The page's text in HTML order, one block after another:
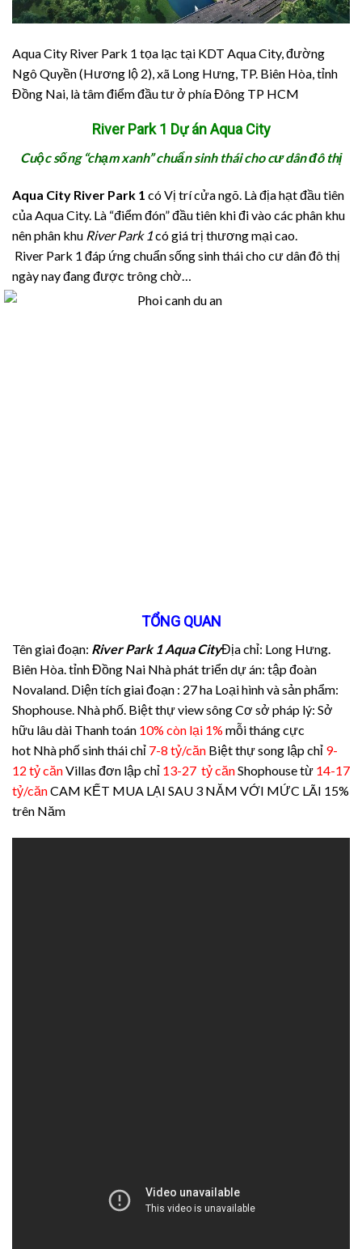
Aqua City River Park 1 tọa lạc tại KDT Aqua City, đường
Ngô Quyền (Hương lộ 2), xã Long Hưng, TP. Biên Hòa, tỉnh
Đồng Nai, là tâm điểm đầu tư ở phía Đông TP HCM
Rive​r Park 1 Dự án Aqua City
Cuộc sống “chạm xanh” chuẩn sinh thái cho cư dân đô thị
Aqua City River Park 1 có Vị trí cửa ngõ. Là địa hạt đầu tiên
của Aqua City. Là “điểm đón” đầu tiên khi đi vào các phân khu
nên phân khu River Park 1có giá trị thương mại cao.
River Park 1 đáp ứng chuẩn sống sinh thái cho cư dân đô thị
ngày nay đang được trông chờ…
TỔNG QUAN
Tên giai đoạn: River Park 1 Aqua CityĐịa chỉ: Long Hưng.
Biên Hòa. tỉnh Đồng Nai Nhà phát triển dự án: tập đoàn
Novaland. Diện tích giai đoạn : 27 ha Loại hình và sản phẩm:
Shophouse. Nhà phố. Biệt thự view sôngCơ sở pháp lý: Sở
hữu lâu dài Thanh toán 10% còn lại 1% mỗi tháng cực
hot Nhà phố sinh thái chỉ 7-8 tỷ/căn Biệt thự song lập chỉ 9-
12 tỷ cănVillas đơn lập chỉ 13-27 tỷ cănShophouse từ 14-17
tỷ/cănCAM KẾT MUA LẠI SAU 3 NĂM VỚI MỨC LÃI 15%
trên Năm